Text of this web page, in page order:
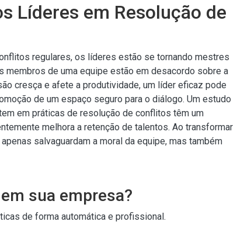
Líderes em Resolução de
regulares, os líderes estão se tornando mestres
membros de uma equipe estão em desacordo sobre a
cresça e afete a produtividade, um líder eficaz pode
de um espaço seguro para o diálogo. Um estudo
em práticas de resolução de conflitos têm um
melhora a retenção de talentos. Ao transformar
salvaguardam a moral da equipe, mas também
sua empresa?
de forma automática e profissional.